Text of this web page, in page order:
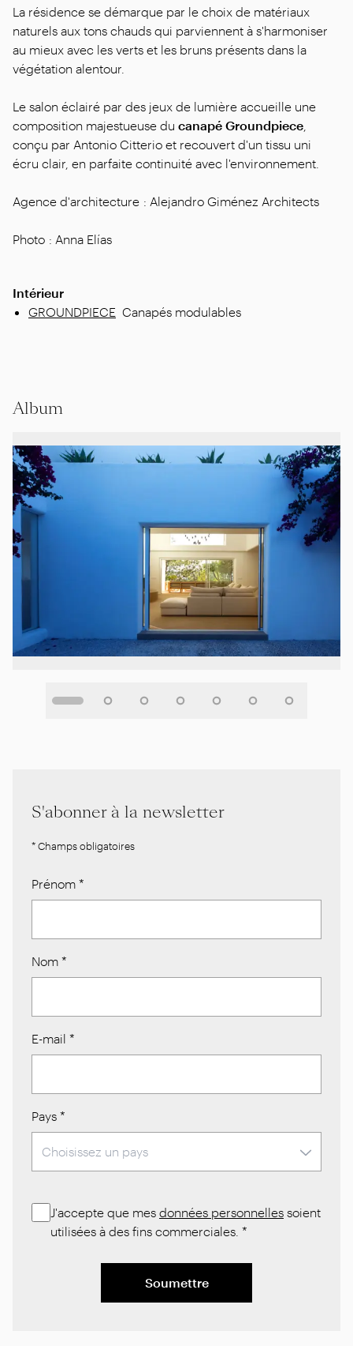
La résidence se démarque par le choix de matériaux
naturels aux tons chauds qui parviennent à s'harmoniser
au mieux avec les verts et les bruns présents dans la
végétation alentour.
Le salon éclairé par des jeux de lumière accueille une
composition majestueuse du canapé Groundpiece
conçu par Antonio Citterio et recouvert d'un tissu uni
écru clair, en parfaite continuité avec l'environnement.
Agence d'architecture : Alejandro Giménez Architects
Photo : Anna Elías
Intérieur
GROUNDPIECE Canapés modulables
Album
S'abonner à la newsletter
* Champs obligatoires
Prénom *
Nom *
E-mail *
Pays *
J'accepte que mes données personnelles soient
utilisées à des fins commerciales. *
Soumettre